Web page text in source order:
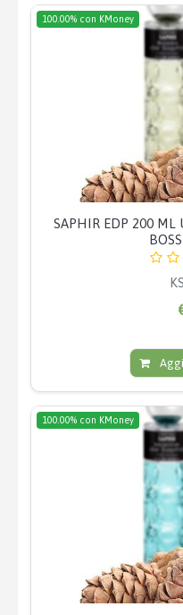
100.00% con KMoney
SAPHIR EDP 200 ML
100.00% con KMoney